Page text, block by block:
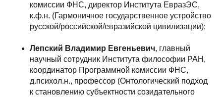
комиссии ФНС, директор Института ЕвразЭС,
к.ф.н. (Гармоничное государственное устройство
русской/российской/евразийской цивилизации);
Лепский Владимир Евгеньевич, главный
научный сотрудник Института философии РАН,
координатор Программной комиссии ФНС,
д.психол.н., профессор (Онтологический подход
к становлению субъектности созидательного